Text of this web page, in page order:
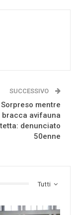
SUCCESSIVO
Sorpreso mentre
bracca avifauna
denunciato
50enne
Tutti